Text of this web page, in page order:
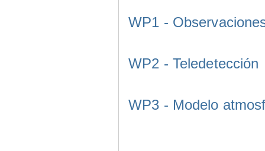
WP1 -
WP2 - Teledetección
WP3 - Modelo